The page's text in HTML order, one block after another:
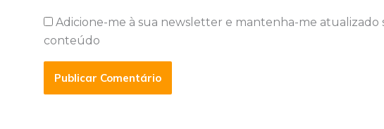
Adicione-me à sua newsletter e mantenha-me
conteúdo